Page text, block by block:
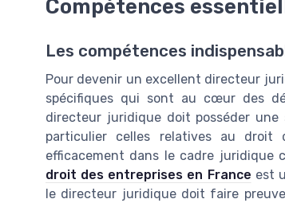
Compétences
Les compétences
Pour devenir un excellent directeur
spécifiques qui sont au cœur des
directeur juridique doit posséder une
particulier celles relatives au droit
efficacement dans le cadre juridique
droit des entreprises en France est
le directeur juridique doit faire